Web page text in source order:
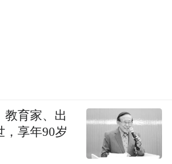
教育家、出
，享年90岁